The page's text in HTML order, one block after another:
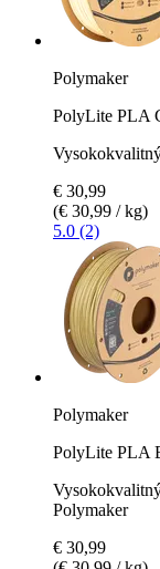
Polymaker
PolyLite PLA
€ 30,99
(€ 30,99 / kg)
5.0 (2)
Polymaker
PolyLite PLA
Polymaker
€ 30,99